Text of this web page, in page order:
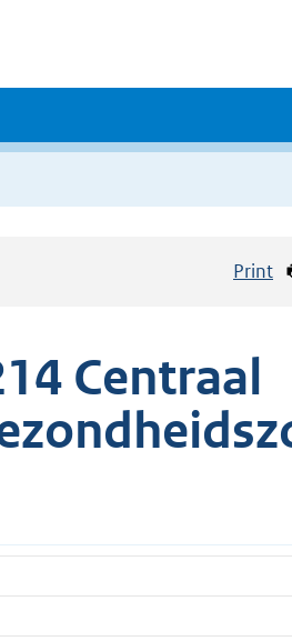
Print
Centraal